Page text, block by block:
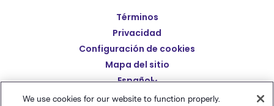
Términos
Privacidad
Configuración de cookies
Mapa del sitio
Español
English
Deutsch
繁體中文
简体中文
We use cookies for our website to function properly.